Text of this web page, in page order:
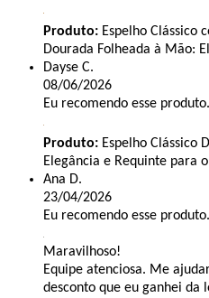
Produto: Espelho Clássico
Dourada Folheada à Mão:
Dayse C.
08/06/2026
Eu recomendo esse produto.
Produto: Espelho Clássico
Elegância e Requinte para
Ana D.
23/04/2026
Eu recomendo esse produto.
Maravilhoso!
Equipe atenciosa. Me
desconto que eu ganhei da